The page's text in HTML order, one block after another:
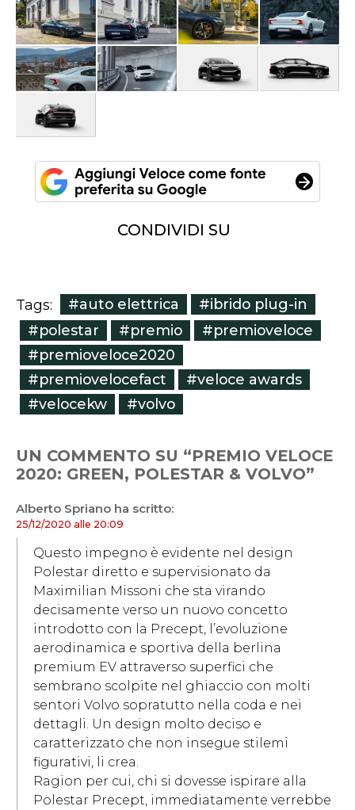
CONDIVIDI SU
Tags: #auto elettrica
#ibrido plug-in
#polestar
#premio
#premioveloce
#premioveloce2020
#premiovelocefact
#veloce awards
#velocekw
#volvo
UN COMMENTO SU “PREMIO VELOCE
2020: GREEN, POLESTAR & VOLVO”
Alberto Spriano ha scritto:
25/12/2020 alle 20:09
Questo impegno è evidente nel design
Polestar diretto e supervisionato da
Maximilian Missoni che sta virando
decisamente verso un nuovo concetto
introdotto con la Precept, l’evoluzione
aerodinamica e sportiva della berlina
premium EV attraverso superfici che
sembrano scolpite nel ghiaccio con molti
sentori Volvo sopratutto nella coda e nei
dettagli. Un design molto deciso e
caratterizzato che non insegue stilemi
figurativi, li crea.
Ragion per cui, chi si dovesse ispirare alla
Polestar Precept, immediatamente verrebbe